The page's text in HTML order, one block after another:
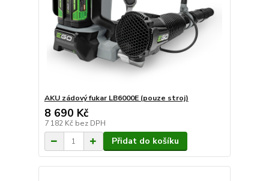
AKU zádový fukar LB6000E (pouze stroj)
8 690 Kč
7 182 Kč bez DPH
Přidat do košíku